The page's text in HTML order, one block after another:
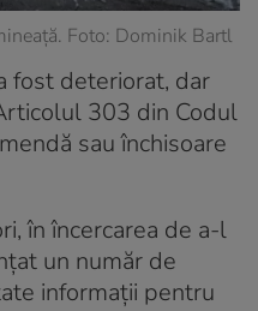
Foto: Dominik Bartl
fost deteriorat, dar
303 din Codul
sau închisoare
în încercarea de a-l
un număr de
informații pentru